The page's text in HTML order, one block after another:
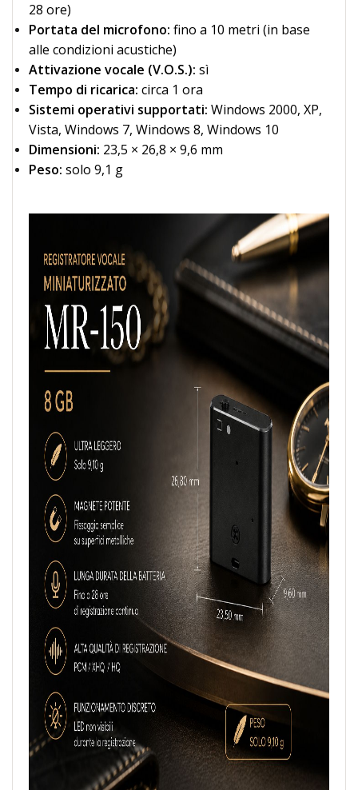
28 ore)
Portata del microfono: fino a 10 metri (in base
alle condizioni acustiche)
Attivazione vocale (V.O.S.): sì
Tempo di ricarica: circa 1 ora
Sistemi operativi supportati: Windows 2000, XP,
Vista, Windows 7, Windows 8, Windows 10
Dimensioni: 23,5 × 26,8 × 9,6 mm
Peso: solo 9,1 g